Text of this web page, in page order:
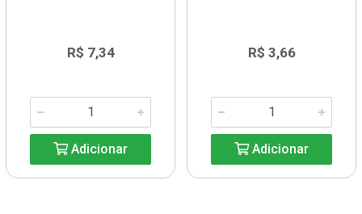
R$ 7,34
Adicionar
R$ 3,66
Adicionar